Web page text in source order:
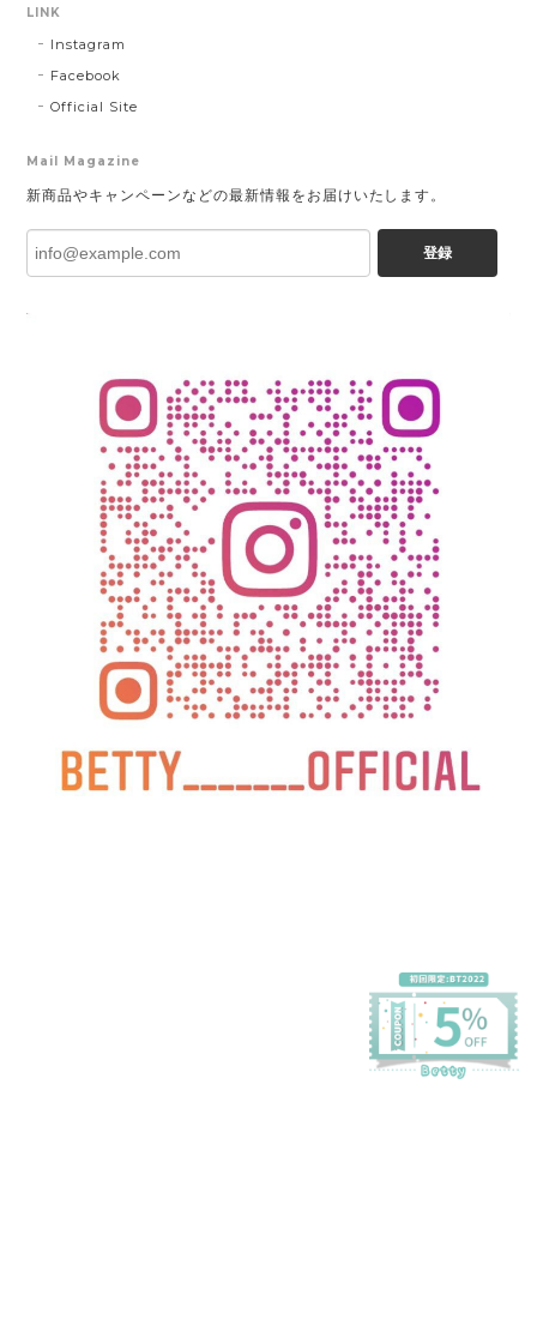
LINK
Instagram
Facebook
Official Site
Mail Magazine
新商品やキャンペーンなどの最新情報をお届けいたします。
登録